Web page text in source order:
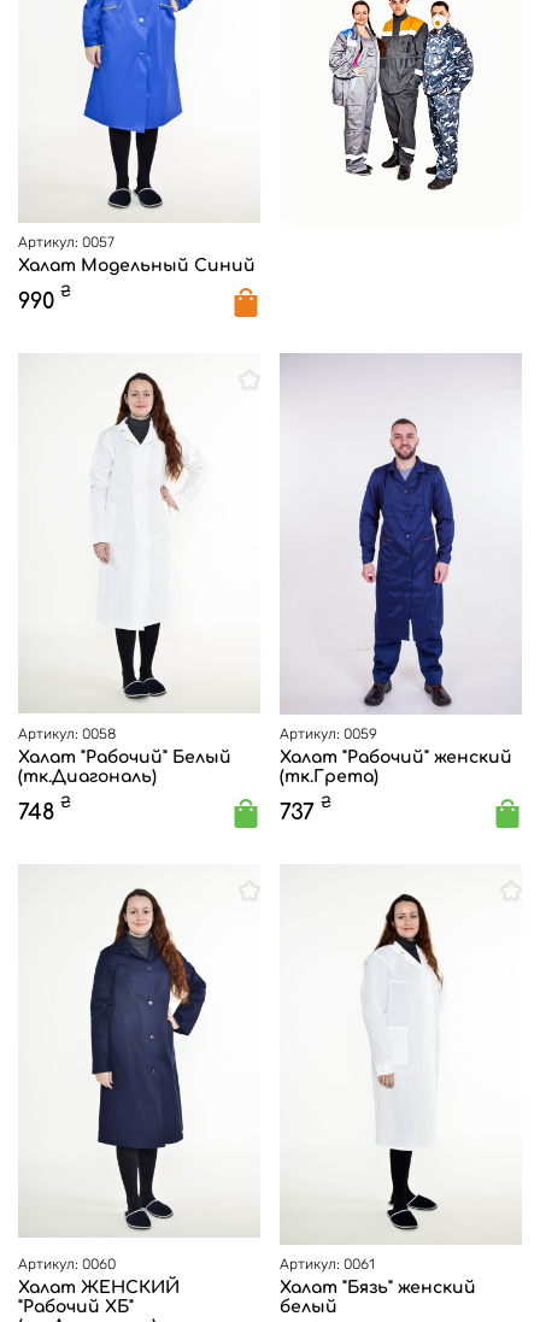
Артикул: 0057
Халат Модельный Синий
990 ₴
Артикул: 0058
Халат "Рабочий" Белый
(тк.Диагональ)
748 ₴
Артикул: 0059
Халат "Рабочий" женский
(тк.Грета)
737 ₴
Артикул: 0060
Халат ЖЕНСКИЙ
"Рабочий ХБ"
Артикул: 0061
Халат "Бязь" женский
белый